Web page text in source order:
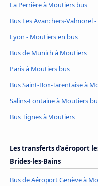
La Perrière à Moutiers bus
Bus Les Avanchers-Valmorel
Lyon - Moutiers en bus
Bus de Munich à Moutiers
Paris à Moutiers bus
Bus Saint-Bon-Tarentaise à
Salins-Fontaine à Moutiers
Bus Tignes à Moutiers
Les transferts d'aéroport
Brides-les-Bains
Bus de Aéroport Genève à